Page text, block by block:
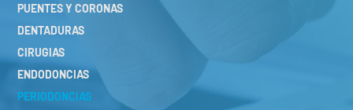
PUENTES Y CORONAS
DENTADURAS
CIRUGIAS
ENDODONCIAS
PERIODONCIAS